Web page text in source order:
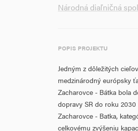
Národná diaľničná
POPIS PROJEKTU
Jedným z dôležitých
medzinárodný európsky
Zacharovce - Bátka bola
dopravy SR do roku
Zacharovce - Batka,
celkovému zvýšeniu